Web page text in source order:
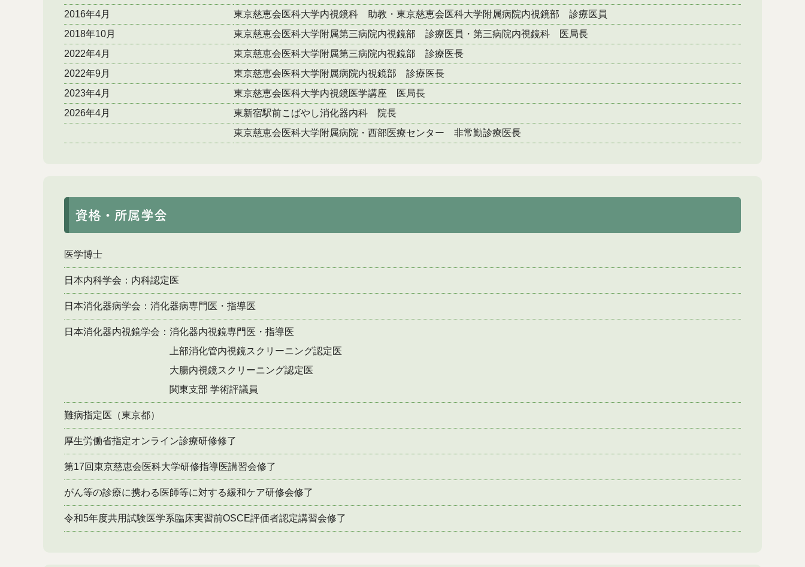
2016年4月
東京慈恵会医科大学内視鏡科 助教・東京慈恵会医科大学附属病院内視鏡部 診療医員
2018年10月
東京慈恵会医科大学附属第三病院内視鏡部 診療医員・第三病院内視鏡科 医局長
2022年4月
東京慈恵会医科大学附属第三病院内視鏡部 診療医長
2022年9月
東京慈恵会医科大学附属病院内視鏡部 診療医長
2023年4月
東京慈恵会医科大学内視鏡医学講座 医局長
2026年4月
東新宿駅前こばやし消化器内科 院長
東京慈恵会医科大学附属病院・西部医療センター 非常勤診療医長
資格・所属学会
医学博士
日本内科学会：内科認定医
日本消化器病学会：消化器病専門医・指導医
日本消化器内視鏡学会：消化器内視鏡専門医・指導医
上部消化管内視鏡スクリーニング認定医
大腸内視鏡スクリーニング認定医
関東支部 学術評議員
難病指定医（東京都）
厚生労働省指定オンライン診療研修修了
第17回東京慈恵会医科大学研修指導医講習会修了
がん等の診療に携わる医師等に対する緩和ケア研修会修了
令和5年度共用試験医学系臨床実習前OSCE評価者認定講習会修了